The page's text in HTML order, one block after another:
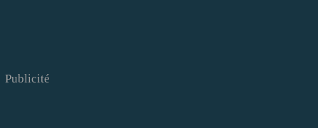
Publicité